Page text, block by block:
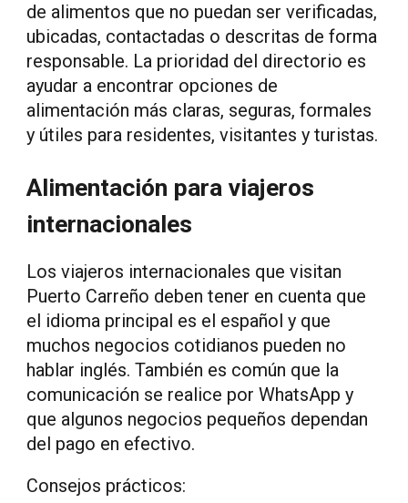
de alimentos que no puedan ser verificadas,
ubicadas, contactadas o descritas de forma
responsable. La prioridad del directorio es
ayudar a encontrar opciones de
alimentación más claras, seguras, formales
y útiles para residentes, visitantes y turistas.
Alimentación para viajeros
internacionales
Los viajeros internacionales que visitan
Puerto Carreño deben tener en cuenta que
el idioma principal es el español y que
muchos negocios cotidianos pueden no
hablar inglés. También es común que la
comunicación se realice por WhatsApp y
que algunos negocios pequeños dependan
del pago en efectivo.
Consejos prácticos: